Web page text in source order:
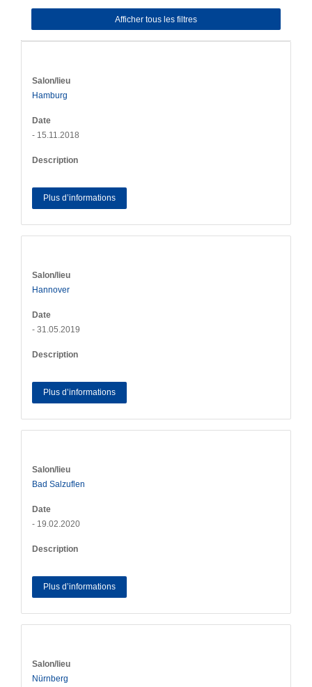
Afficher tous les filtres
Salon/lieu
Hamburg
Date
- 15.11.2018
Description
Plus d’informations
Salon/lieu
Hannover
Date
- 31.05.2019
Description
Plus d’informations
Salon/lieu
Bad Salzuflen
Date
- 19.02.2020
Description
Plus d’informations
Salon/lieu
Nürnberg